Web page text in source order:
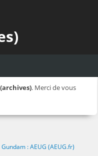
. Merci de vous
: AEUG (AEUG.fr)